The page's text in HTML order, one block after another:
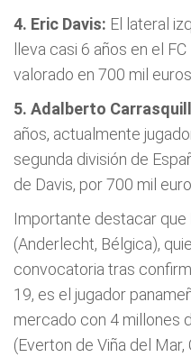
4. Eric Davis: El lateral
lleva casi 6 años en el
valorado en 700 mil euros.
5. Adalberto
años, actualmente
segunda división de
de Davis, por 700 mil
Importante destacar que
(Anderlecht, Bélgica),
convocatoria tras
19, es el jugador
mercado con 4 millones
(Everton de Viña del